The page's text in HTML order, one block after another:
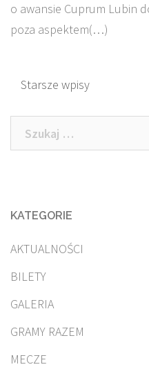
o awansie Cuprum Lubin
poza aspektem(…)
Nawigacja
po
wpisach
Starsze wpisy
Szukaj:
KATEGORIE
AKTUALNOŚCI
BILETY
GALERIA
GRAMY RAZEM
MECZE